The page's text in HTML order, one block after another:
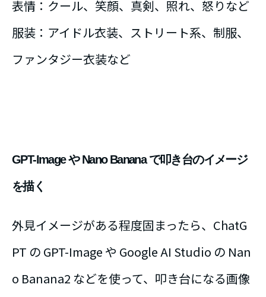
表情：クール、笑顔、真剣、照れ、怒りなど
服装：アイドル衣装、ストリート系、制服、
ファンタジー衣装など
GPT-Image や Nano Banana で叩き台のイメージ
を描く
外見イメージがある程度固まったら、ChatG
PT の GPT-Image や Google AI Studio の Nan
o Banana2 などを使って、叩き台になる画像